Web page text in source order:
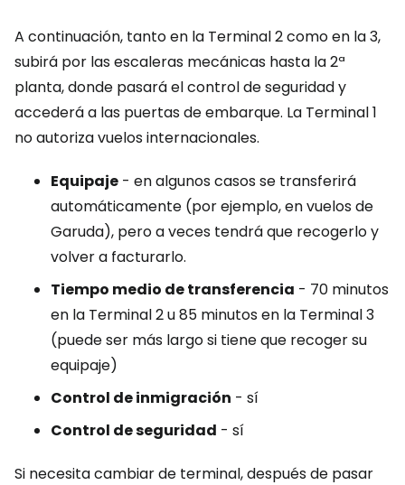
A continuación, tanto en la Terminal 2 como en la 3,
subirá por las escaleras mecánicas hasta la 2ª
planta, donde pasará el control de seguridad y
accederá a las puertas de embarque. La Terminal 1
no autoriza vuelos internacionales.
Equipaje - en algunos casos se transferirá
automáticamente (por ejemplo, en vuelos de
Garuda), pero a veces tendrá que recogerlo y
volver a facturarlo.
Tiempo medio de transferencia - 70 minutos
en la Terminal 2 u 85 minutos en la Terminal 3
(puede ser más largo si tiene que recoger su
equipaje)
Control de inmigración - sí
Control de seguridad - sí
Si necesita cambiar de terminal, después de pasar